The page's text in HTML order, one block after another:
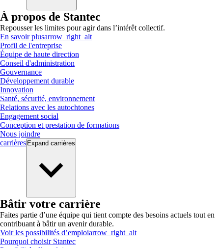
À propos de Stantec
Repousser les limites pour agir dans l’intérêt collectif.
En savoir plusarrow_right_alt
Profil de l'entreprise
Équipe de haute direction
Conseil d'administration
Gouvernance
Développement durable
Innovation
Santé, sécurité, environnement
Relations avec les autochtones
Engagement social
Conception et prestation de formations
Nous joindre
carrières Expand carrières
Bâtir votre carrière
Faites partie d’une équipe qui tient compte des besoins actuels tout en
contribuant à bâtir un avenir durable.
Voir les possibilités d’emploiarrow_right_alt
Pourquoi choisir Stantec